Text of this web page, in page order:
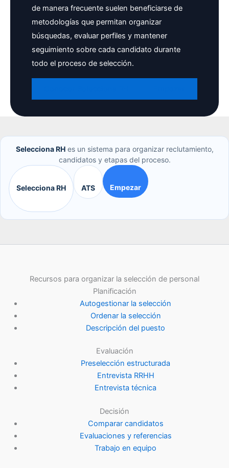
de manera frecuente suelen beneficiarse de
metodologías que permitan organizar
búsquedas, evaluar perfiles y mantener
seguimiento sobre cada candidato durante
todo el proceso de selección.
Selecciona RHes un sistema para organizar reclutamiento,
candidatos y etapas del proceso.
Selecciona RH ATS Empezar
Recursos para organizar la selección de personal
Planificación
Autogestionar la selección
Ordenar la selección
Descripción del puesto
Evaluación
Preselección estructurada
Entrevista RRHH
Entrevista técnica
Decisión
Comparar candidatos
Evaluaciones y referencias
Trabajo en equipo